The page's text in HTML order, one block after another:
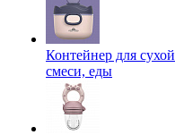
Контейнер для сухой
смеси, еды